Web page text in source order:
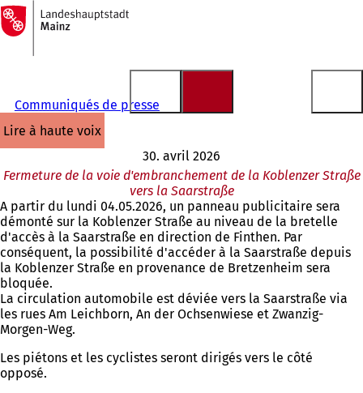
Accéder au contenu
Vers
la
page
d'accueil
Communiqués de presse
lire à haute voix
30. avril 2026
Fermeture de la voie d'embranchement de la Koblenzer Straße
vers la Saarstraße
A partir du lundi 04.05.2026, un panneau publicitaire sera
démonté sur la Koblenzer Straße au niveau de la bretelle
d'accès à la Saarstraße en direction de Finthen. Par
conséquent, la possibilité d'accéder à la Saarstraße depuis
la Koblenzer Straße en provenance de Bretzenheim sera
bloquée.
La circulation automobile est déviée vers la Saarstraße via
les rues Am Leichborn, An der Ochsenwiese et Zwanzig-
Morgen-Weg.
Les piétons et les cyclistes seront dirigés vers le côté
opposé.